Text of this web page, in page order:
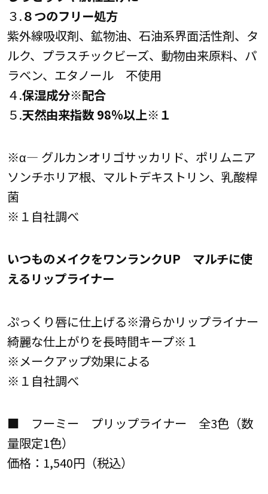
３.８つのフリー処方
紫外線吸収剤、鉱物油、石油系界面活性剤、タ
ルク、プラスチックビーズ、動物由来原料、パ
ラベン、エタノール 不使用
４.保湿成分※配合
５.天然由来指数 98％以上※１
※α― グルカンオリゴサッカリド、ポリムニア
ソンチホリア根、マルトデキストリン、乳酸桿
菌
※１自社調べ
いつものメイクをワンランクUP マルチに使
えるリップライナー
ぷっくり唇に仕上げる※滑らかリップライナー
綺麗な仕上がりを長時間キープ※１
※メークアップ効果による
※１自社調べ
■ フーミー プリップライナー 全3色（数
量限定1色）
価格：1,540円（税込）